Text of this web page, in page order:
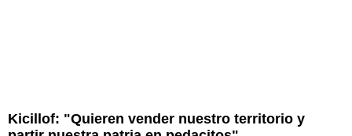
Kicillof: "Quieren vender nuestro territorio y